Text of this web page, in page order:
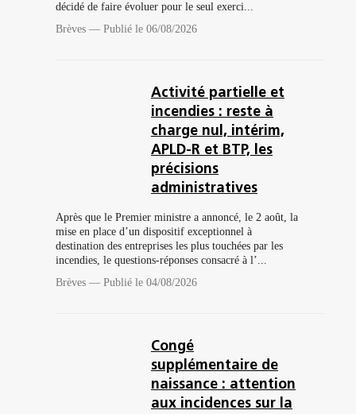
décidé de faire évoluer pour le seul exerci...
Brèves — Publié le 06/08/2026
Activité partielle et
incendies : reste à
charge nul, intérim,
APLD-R et BTP, les
précisions
administratives
Après que le Premier ministre a annoncé, le 2 août, la
mise en place d’un dispositif exceptionnel à
destination des entreprises les plus touchées par les
incendies, le questions-réponses consacré à l’...
Brèves — Publié le 04/08/2026
Congé
supplémentaire de
naissance : attention
aux incidences sur la